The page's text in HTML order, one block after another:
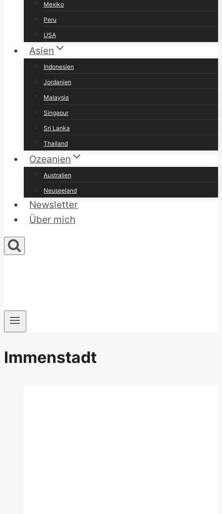
Mexiko
Peru
USA
Asien
Indonesien
Jordanien
Malaysia
Singapur
Sri Lanka
Thailand
Ozeanien
Australien
Neuseeland
Newsletter
Über mich
Immenstadt